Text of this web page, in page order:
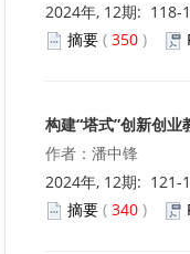
2024年, 12期: 118-
摘要 ( 350 )
构建“塔式”创新创
作者：潘中锋
2024年, 12期: 121-
摘要 ( 340 )